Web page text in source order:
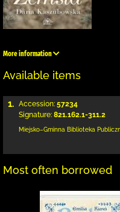
More information
Available items
1. Accession: 57234
Signature: 821.162.1-311.2
Miejsko–Gminna Biblioteka
Most often borrowed